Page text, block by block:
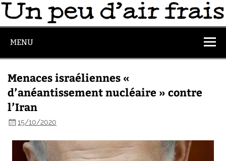
MENU
Menaces israéliennes «
d’anéantissement nucléaire » contre
l’Iran
15/10/2020